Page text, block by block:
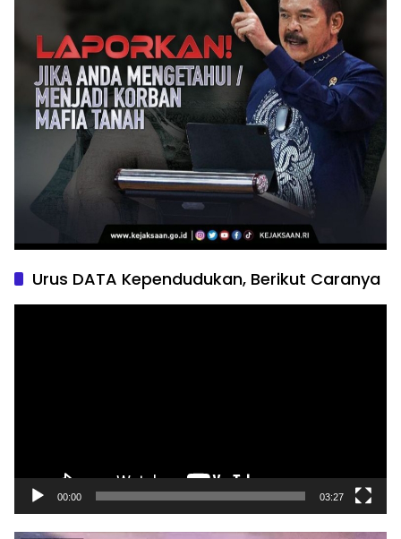
Urus DATA Kependudukan, Berikut Caranya
00:00 03:27